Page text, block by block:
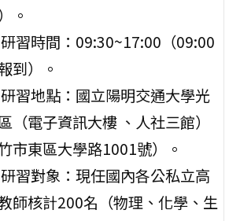
。
習時間：09:30~17:00（09:00
到）。
習地點：國立陽明交通大學光
（電子資訊大樓 、人社三館）
竹市東區大學路1001號）。
習對象：現任國內各公私立高
師核計200名（物理、化學、生